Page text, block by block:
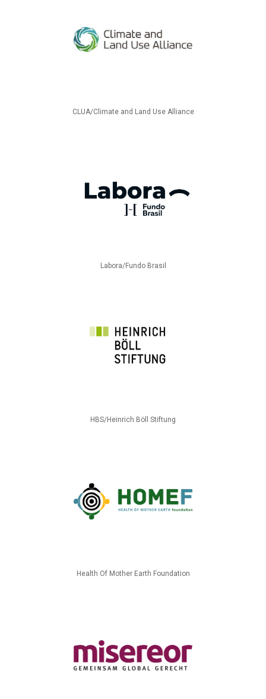
CLUA/Climate and Land Use Alliance
Labora/Fundo Brasil
HBS/Heinrich Böll Stiftung
Health Of Mother Earth Foundation